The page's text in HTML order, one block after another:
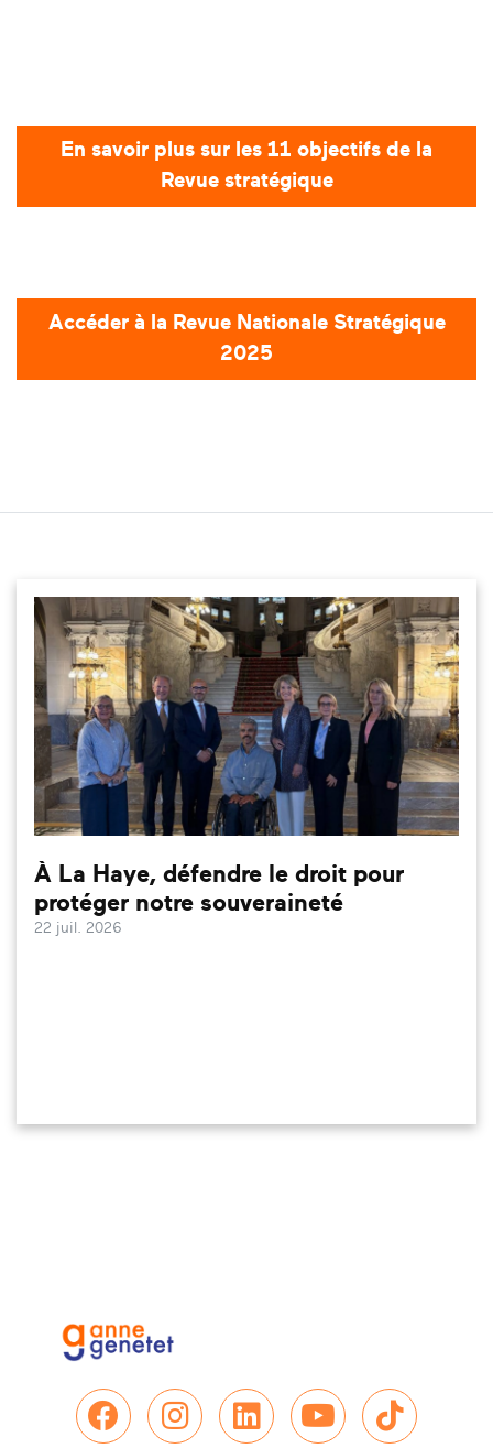
En savoir plus sur les 11 objectifs de la
Revue stratégique
Accéder à la Revue Nationale Stratégique
2025
À La Haye, défendre le droit pour
protéger notre souveraineté
22 juil. 2026
Nous retrouver sur
Nous retrouver sur
Nous retrouver
NousNous